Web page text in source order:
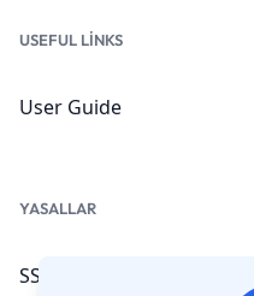
USEFUL LINKS
User Guide
YASALLAR
SSS